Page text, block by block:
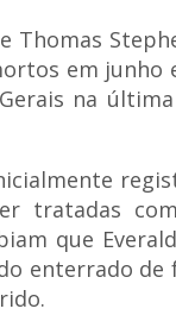
Thomas
em junho
na
tratadas
que
enterrado